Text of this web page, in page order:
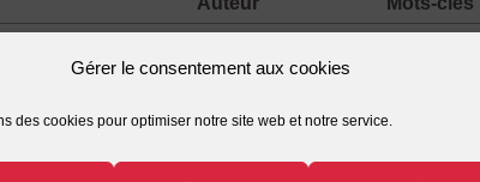
Gérer le consentement aux cookies
des cookies pour optimiser notre site web et notre service.
-1807